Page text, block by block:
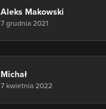
Aleks Makowski
7 grudnia 2021
Michał
7 kwietnia 2022